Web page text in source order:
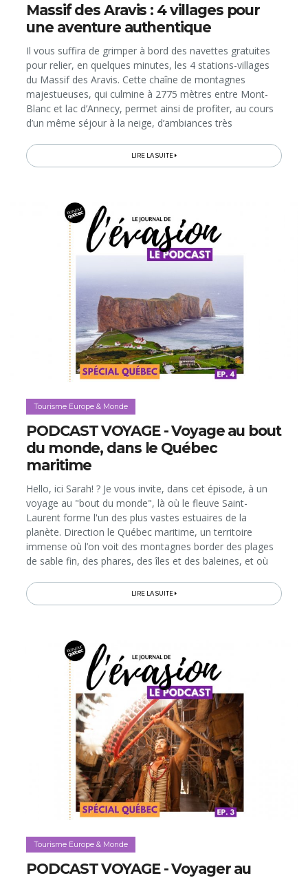
Massif des Aravis : 4 villages pour
une aventure authentique
Il vous suffira de grimper à bord des navettes gratuites
pour relier, en quelques minutes, les 4 stations-villages
du Massif des Aravis. Cette chaîne de montagnes
majestueuses, qui culmine à 2775 mètres entre Mont-
Blanc et lac d’Annecy, permet ainsi de profiter, au cours
d’un même séjour à la neige, d’ambiances très
tous les âges...
LIRE LA SUITE
Tourisme Europe & Monde
PODCAST VOYAGE - Voyage au bout
du monde, dans le Québec
maritime
Hello, ici Sarah! ? Je vous invite, dans cet épisode, à un
voyage au "bout du monde", là où le fleuve Saint-
Laurent forme l'un des plus vastes estuaires de la
planète. Direction le Québec maritime, un territoire
immense où l’on voit des montagnes border des plages
de sable fin, des phares, des îles et des baleines, et où
expériences à vivre…
LIRE LA SUITE
Tourisme Europe & Monde
PODCAST VOYAGE - Voyager au